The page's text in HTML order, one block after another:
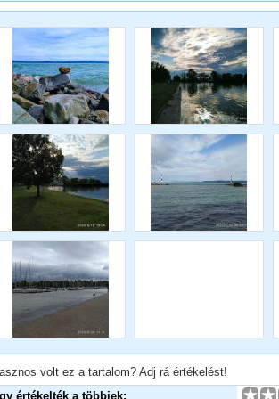
volt ez a tartalom? Adj rá értékelést!
értékelték a többiek: